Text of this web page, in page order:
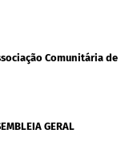
Comunitária de
GERAL